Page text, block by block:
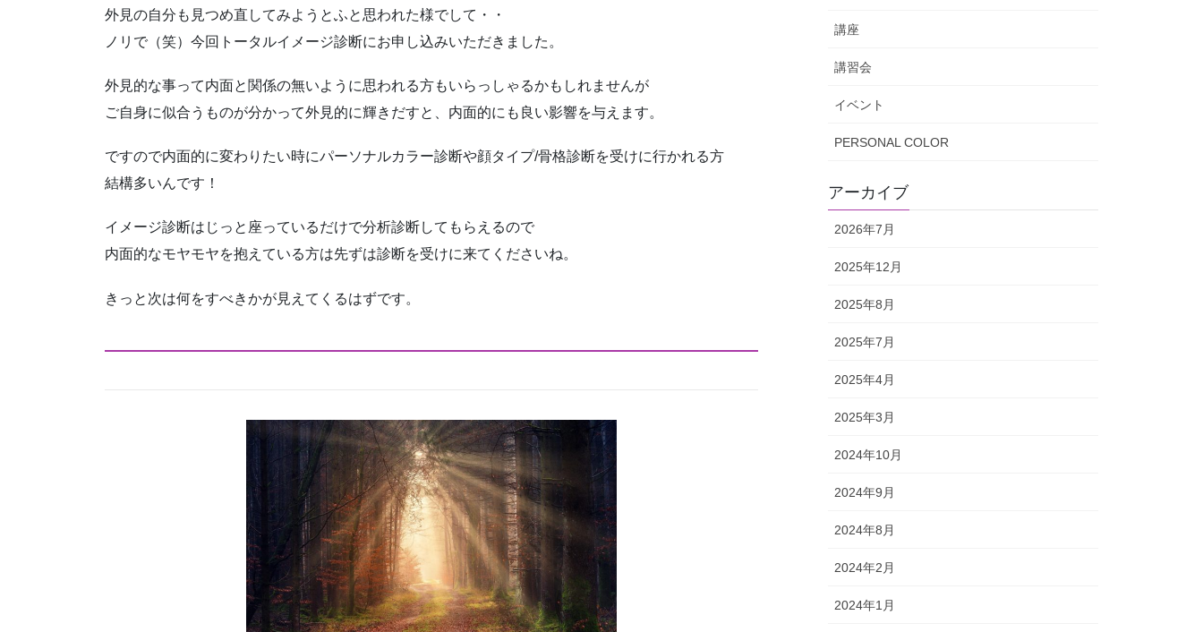
外見の自分も見つめ直してみようとふと思われた様でして・・
ノリで（笑）今回トータルイメージ診断にお申し込みいただきました。
外見的な事って内面と関係の無いように思われる方もいらっしゃるかもしれませんが
ご自身に似合うものが分かって外見的に輝きだすと、内面的にも良い影響を与えます。
ですので内面的に変わりたい時にパーソナルカラー診断や顔タイプ/骨格診断を受けに行かれる方
結構多いんです！
イメージ診断はじっと座っているだけで分析診断してもらえるので
内面的なモヤモヤを抱えている方は先ずは診断を受けに来てくださいね。
きっと次は何をすべきかが見えてくるはずです。
講座
講習会
イベント
PERSONAL COLOR
アーカイブ
2026年7月
2025年12月
2025年8月
2025年7月
2025年4月
2025年3月
2024年10月
2024年9月
2024年8月
2024年2月
2024年1月